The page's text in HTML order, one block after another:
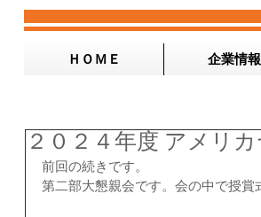
ＨＯＭＥ 企業情報
２０２４年度 アメリ
前回の続きです。
第二部大懇親会です。会の中で授賞